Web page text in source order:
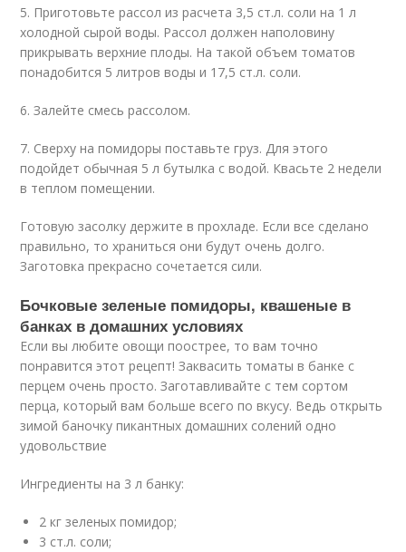
5. Приготовьте рассол из расчета 3,5 ст.л. соли на 1 л
холодной сырой воды. Рассол должен наполовину
прикрывать верхние плоды. На такой объем томатов
понадобится 5 литров воды и 17,5 ст.л. соли.
6. Залейте смесь рассолом.
7. Сверху на помидоры поставьте груз. Для этого
подойдет обычная 5 л бутылка с водой. Квасьте 2 недели
в теплом помещении.
Готовую засолку держите в прохладе. Если все сделано
правильно, то храниться они будут очень долго.
Заготовка прекрасно сочетается сили.
Бочковые зеленые помидоры, квашеные в
банках в домашних условиях
Если вы любите овощи поострее, то вам точно
понравится этот рецепт! Заквасить томаты в банке с
перцем очень просто. Заготавливайте с тем сортом
перца, который вам больше всего по вкусу. Ведь открыть
зимой баночку пикантных домашних солений одно
удовольствие
Ингредиенты на 3 л банку:
2 кг зеленых помидор;
3 ст.л. соли;